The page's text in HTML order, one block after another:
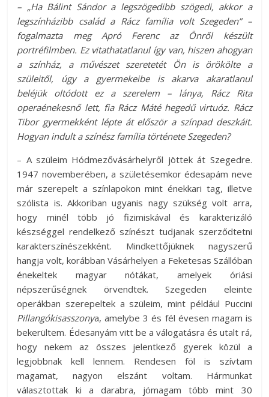
– „Ha Bálint Sándor a legszögedibb szögedi, akkor a
legszínházibb család a Rácz família volt Szegeden” –
fogalmazta meg Apró Ferenc az Önről készült
portréfilmben. Ez vitathatatlanul így van, hiszen ahogyan
a színház, a művészet szeretetét Ön is örökölte a
szüleitől, úgy a gyermekeibe is akarva akaratlanul
beléjük oltódott ez a szerelem – lánya, Rácz Rita
operaénekesnő lett, fia Rácz Máté hegedű virtuóz. Rácz
Tibor gyermekként lépte át először a színpad deszkáit.
Hogyan indult a színész família története Szegeden?
– A szüleim Hódmezővásárhelyről jöttek át Szegedre.
1947 novemberében, a születésemkor édesapám neve
már szerepelt a színlapokon mint énekkari tag, illetve
szólista is. Akkoriban ugyanis nagy szükség volt arra,
hogy minél több jó fizimiskával és karakterizáló
készséggel rendelkező színészt tudjanak szerződtetni
karakterszínészekként. Mindkettőjüknek nagyszerű
hangja volt, korábban Vásárhelyen a Feketesas Szállóban
énekeltek magyar nótákat, amelyek óriási
népszerűségnek örvendtek. Szegeden eleinte
operákban szerepeltek a szüleim, mint például Puccini
Pillangókisasszonya, amelybe 3 és fél évesen magam is
bekerültem. Édesanyám vitt be a válogatásra és utalt rá,
hogy nekem az összes jelentkező gyerek közül a
legjobbnak kell lennem. Rendesen föl is szívtam
magamat, nagyon elszánt voltam. Hármunkat
választottak ki a darabra, jómagam több mint 30